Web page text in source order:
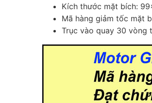
Kích thước mặt bích:
Mã hàng giảm tốc mặt
Trục vào quay 30 vòng